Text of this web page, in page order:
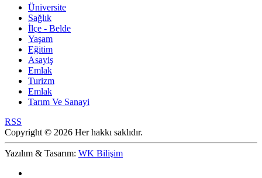
Üniversite
Sağlık
İlçe - Belde
Yaşam
Eğitim
Asayiş
Emlak
Turizm
Emlak
Tarım Ve Sanayi
RSS
Copyright © 2026 Her hakkı saklıdır.
Yazılım & Tasarım: WK Bilişim